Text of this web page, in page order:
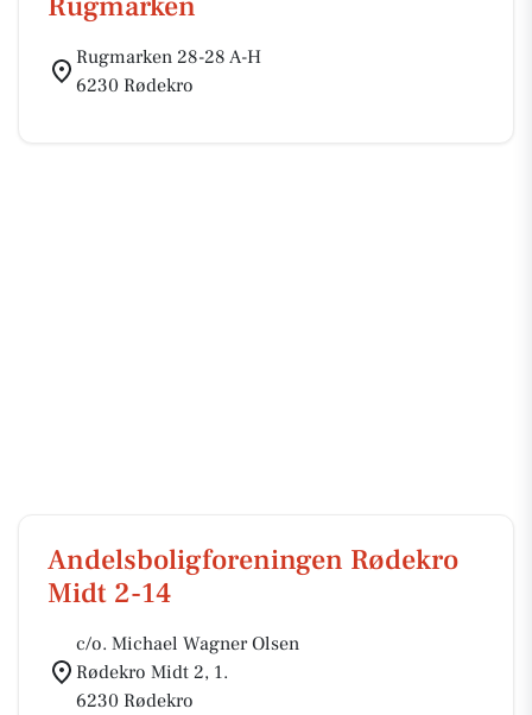
Rugmarken 28-28 A-H
6230 Rødekro
Andelsboligforeningen Rødekro
Midt 2-14
c/o. Michael Wagner Olsen
Rødekro Midt 2, 1.
6230 Rødekro